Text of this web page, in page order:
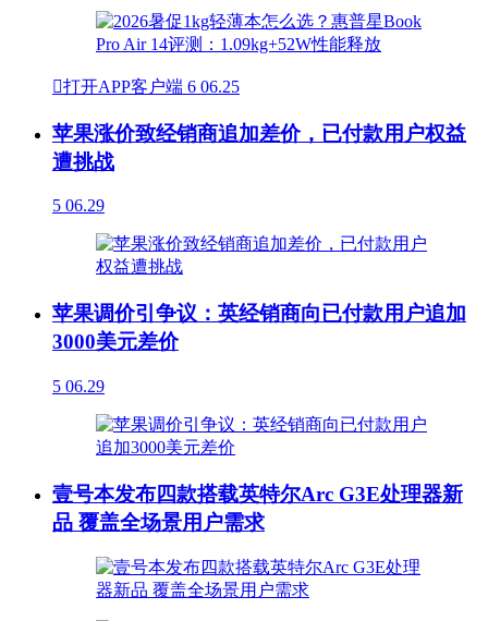
打开APP客户端 6 06.25
苹果涨价致经销商追加差价，已付款用户权益
遭挑战
5 06.29
苹果调价引争议：英经销商向已付款用户追加
3000美元差价
5 06.29
壹号本发布四款搭载英特尔Arc G3E处理器新
品 覆盖全场景用户需求